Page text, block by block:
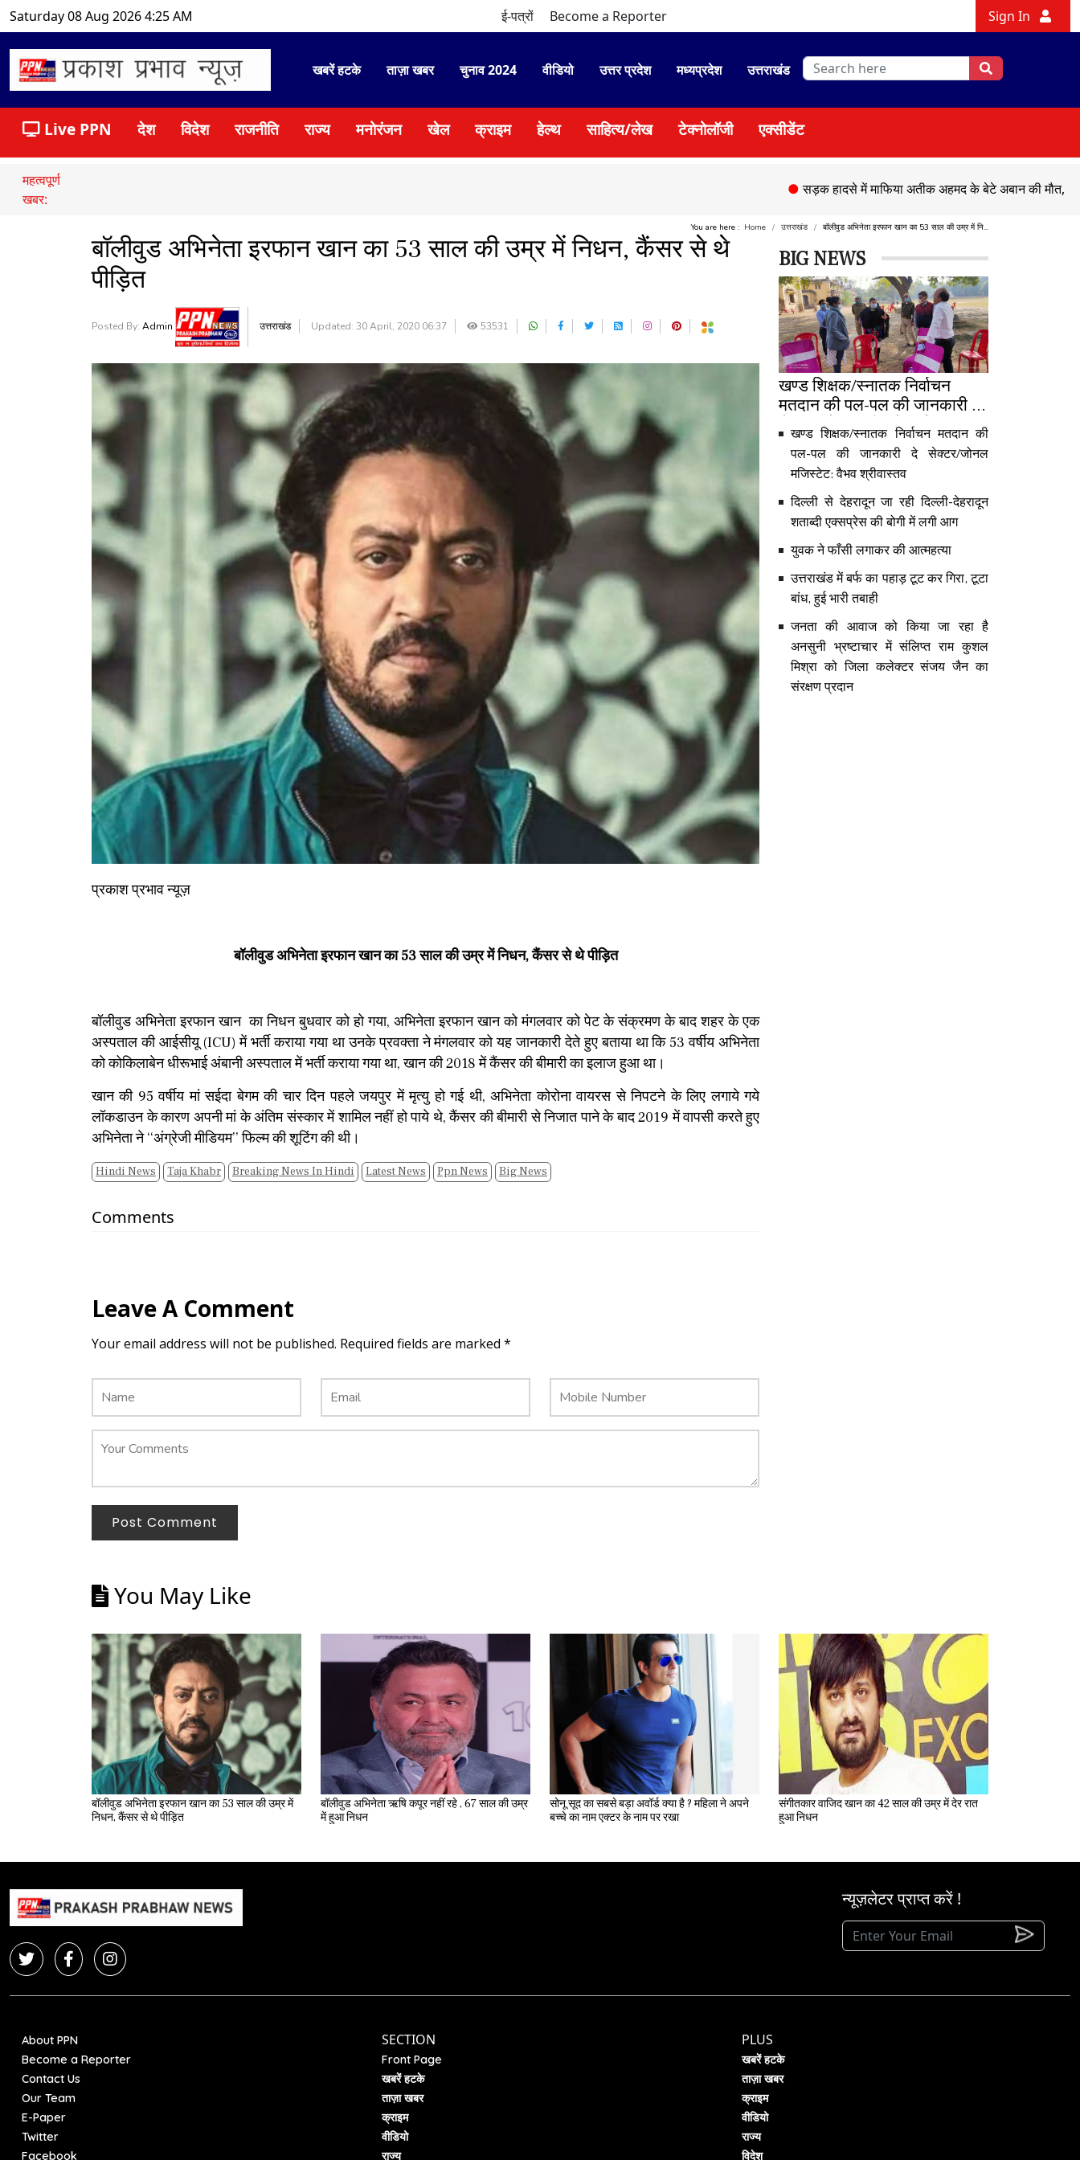
Saturday 08 Aug 2026 4:25 AM ई-पत्रों Become a Reporter Sign In
खबरें हटके ताज़ा खबर चुनाव 2024 वीडियो उत्तर प्रदेश मध्यप्रदेश उत्तराखंड
Live PPN देश विदेश राजनीति राज्य मनोरंजन खेल क्राइम हेल्थ साहित्य/लेख टेक्नोलॉजी एक्सीडेंट
महत्वपूर्ण
खबर:
सड़क हादसे में माफिया अतीक अहमद के बेटे अबान की मौत, ●चेहल्लुम
You are here : Home उत्तराखंड बॉलीवुड अभिनेता इरफान खान का 53 साल की उम्र में नि...
बॉलीवुड अभिनेता इरफान खान का 53 साल की उम्र में निधन, कैंसर से थे
पीड़ित
Posted By: Admin उत्तराखंड Updated: 30 April, 2020 06:37 53531
प्रकाश प्रभाव न्यूज़
बॉलीवुड अभिनेता इरफान खान का 53 साल की उम्र में निधन, कैंसर से थे पीड़ित
बॉलीवुड अभिनेता इरफान खान का निधन बुधवार को हो गया, अभिनेता इरफान खान को मंगलवार को पेट के संक्रमण के बाद शहर के एक
अस्पताल की आईसीयू (ICU) में भर्ती कराया गया था उनके प्रवक्ता ने मंगलवार को यह जानकारी देते हुए बताया था कि 53 वर्षीय अभिनेता
को कोकिलाबेन धीरूभाई अंबानी अस्पताल में भर्ती कराया गया था, खान की 2018 में कैंसर की बीमारी का इलाज हुआ था।
खान की 95 वर्षीय मां सईदा बेगम की चार दिन पहले जयपुर में मृत्यु हो गई थी, अभिनेता कोरोना वायरस से निपटने के लिए लगाये गये
लॉकडाउन के कारण अपनी मां के अंतिम संस्कार में शामिल नहीं हो पाये थे, कैंसर की बीमारी से निजात पाने के बाद 2019 में वापसी करते हुए
अभिनेता ने ‘‘अंग्रेजी मीडियम’’ फिल्म की शूटिंग की थी।
Hindi News Taja Khabr Breaking News In Hindi Latest News Ppn News Big News
Comments
Leave A Comment
Your email address will not be published. Required fields are marked *
Post Comment
BIG NEWS
खण्ड शिक्षक/स्नातक निर्वाचन
मतदान की पल-पल की जानकारी दे
सेक्टर/जोनल मजिस्टेट: वैभव
श्रीवास्तव
खण्ड शिक्षक/स्नातक निर्वाचन मतदान की
पल-पल की जानकारी दे सेक्टर/जोनल
मजिस्टेट: वैभव श्रीवास्तव
दिल्ली से देहरादून जा रही दिल्ली-देहरादून
शताब्दी एक्सप्रेस की बोगी में लगी आग
युवक ने फाँसी लगाकर की आत्महत्या
उत्तराखंड में बर्फ का पहाड़ टूट कर गिरा, टूटा
बांध, हुई भारी तबाही
जनता की आवाज को किया जा रहा है
अनसुनी भ्रष्टाचार में संलिप्त राम कुशल
मिश्रा को जिला कलेक्टर संजय जैन का
संरक्षण प्रदान
You May Like
बॉलीवुड अभिनेता इरफान खान का 53 साल की उम्र में
निधन, कैंसर से थे पीड़ित
बॉलीवुड अभिनेता ऋषि कपूर नहीं रहे , 67 साल की उम्र
में हुआ निधन
सोनू सूद का सबसे बड़ा अवॉर्ड क्या है ? महिला ने अपने
बच्चे का नाम एक्टर के नाम पर रखा
संगीतकार वाजिद खान का 42 साल की उम्र में देर रात
हुआ निधन
न्यूज़लेटर प्राप्त करें !
About PPN
Become a Reporter
Contact Us
Our Team
E-Paper
Twitter
Facebook
SECTION
Front Page
खबरें हटके
ताज़ा खबर
क्राइम
वीडियो
राज्य
PLUS
खबरें हटके
ताज़ा खबर
क्राइम
वीडियो
राज्य
विदेश